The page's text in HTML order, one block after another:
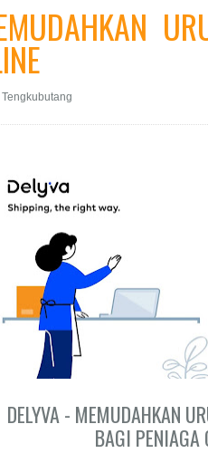
DELYVA - MEMUDAHKAN
BAGI PENIAGA